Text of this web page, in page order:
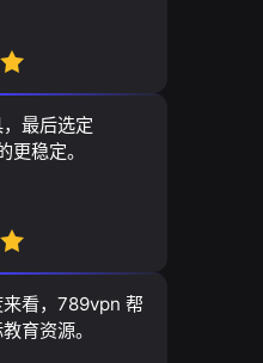
最后选定
稳定。
看，789vpn 帮
育资源。